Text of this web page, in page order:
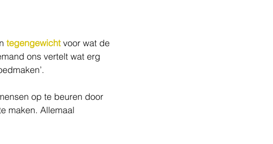
tegengewicht voor wat de
ons vertelt wat erg
op te beuren door
maken. Allemaal